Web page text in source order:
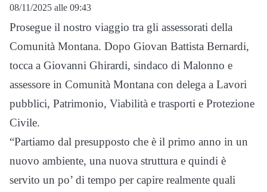
08/11/2025 alle 09:43
Prosegue il nostro viaggio tra gli assessorati della
Comunità Montana. Dopo Giovan Battista Bernardi,
tocca a Giovanni Ghirardi, sindaco di Malonno e
assessore in Comunità Montana con delega a Lavori
pubblici, Patrimonio, Viabilità e trasporti e Protezione
Civile.
“Partiamo dal presupposto che è il primo anno in un
nuovo ambiente, una nuova struttura e quindi è
servito un po’ di tempo per capire realmente quali